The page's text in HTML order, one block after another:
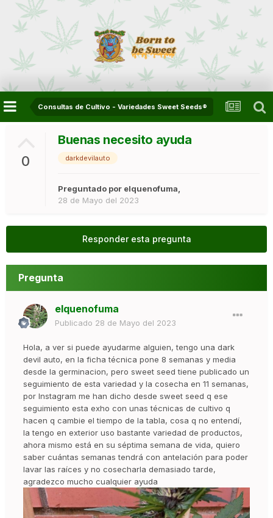
Consultas de Cultivo - Variedades Sweet Seeds®
0
Buenas necesito ayuda
darkdevilauto
Preguntado por elquenofuma,
28 de Mayo del 2023
Responder esta pregunta
Pregunta
elquenofuma
Publicado 28 de Mayo del 2023
Hola, a ver si puede ayudarme alguien, tengo una dark
devil auto, en la ficha técnica pone 8 semanas y media
desde la germinacion, pero sweet seed tiene publicado un
seguimiento de esta variedad y la cosecha en 11 semanas,
por Instagram me han dicho desde sweet seed q ese
seguimiento esta exho con unas técnicas de cultivo q
hacen q cambie el tiempo de la tabla, cosa q no entendí,
la tengo en exterior uso bastante variedad de productos,
ahora mismo está en su séptima semana de vida, quiero
saber cuántas semanas tendrá con antelación para poder
lavar las raíces y no cosecharla demasiado tarde,
agradezco mucho cualquier ayuda